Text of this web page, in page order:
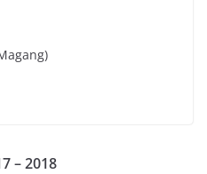
– 2018